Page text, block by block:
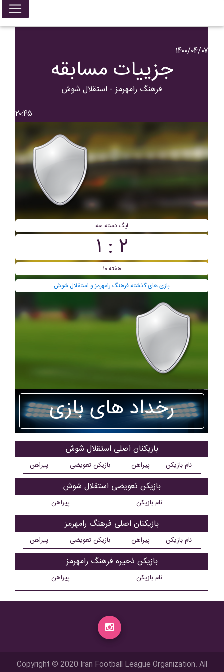
۱۴۰۰/۰۴/۰۷
جزییات مسابقه
فرهنگ رامهرمز - استقلال شوش
۲۰:۴۵
ليگ دسته سه
۲ : ۱
هفته ۱۰
بازی های گذشته فرهنگ رامهرمز و استقلال شوش
رخداد های بازی
بازیکنان اصلی استقلال شوش
نام بازیکن پیراهن بازیکن تعویضی پیراهن
بازیکن تعویضی استقلال شوش
نام بازیکن پیراهن
بازیکنان اصلی فرهنگ رامهرمز
نام بازیکن پیراهن بازیکن تعویضی پیراهن
بازیکن ذحیره فرهنگ رامهرمز
نام بازیکن پیراهن
Copyright © 2020 Iran Football League Organization. All